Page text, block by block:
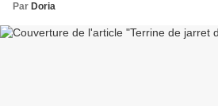
Par Doria